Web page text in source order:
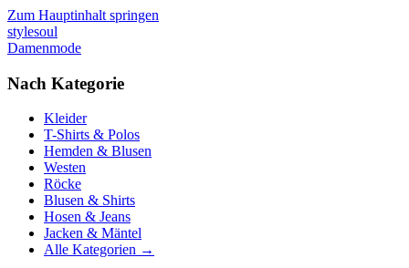
Zum Hauptinhalt springen
stylesoul
Damenmode
Nach Kategorie
Kleider
T-Shirts & Polos
Hemden & Blusen
Westen
Röcke
Blusen & Shirts
Hosen & Jeans
Jacken & Mäntel
Alle Kategorien →